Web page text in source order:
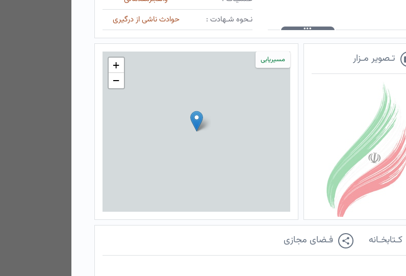
نـحوه شـهادت :
حوادث ناشی از درگیری
تـصویر مـزار مسیریابی
+
−
کـتابخـانه فـضای مجازی